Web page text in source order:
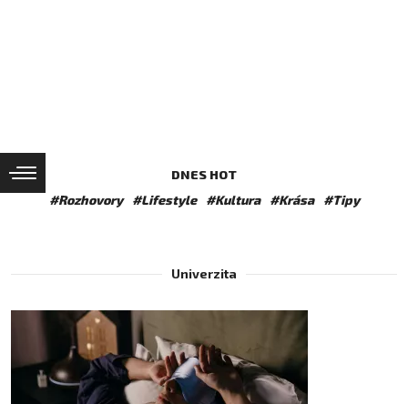
DNES HOT
#Rozhovory
#Lifestyle #Kultura #Krása #Tipy
Univerzita